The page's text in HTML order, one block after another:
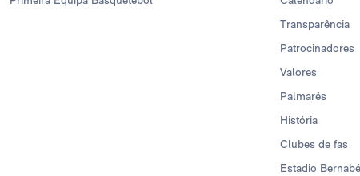
Transparência
Patrocinadores
Valores
Palmarés
História
Clubes de fas
Estadio